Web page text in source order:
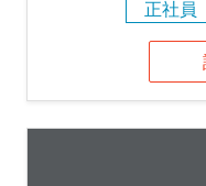
正社員